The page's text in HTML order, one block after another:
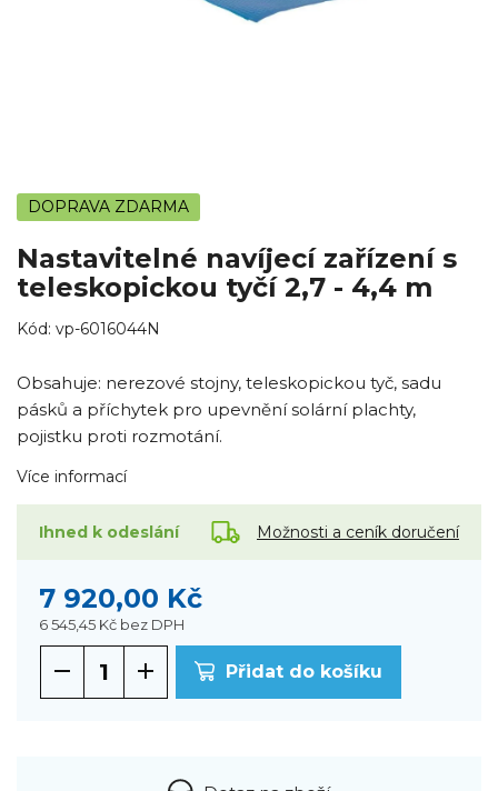
DOPRAVA ZDARMA
Nastavitelné navíjecí zařízení s
teleskopickou tyčí 2,7 - 4,4 m
Kód: vp-6016044N
Obsahuje: nerezové stojny, teleskopickou tyč, sadu
pásků a příchytek pro upevnění solární plachty,
pojistku proti rozmotání.
Více informací
Ihned k odeslání Možnosti a ceník doručení
7 920,00 Kč
6 545,45 Kč bez DPH
Přidat do košíku